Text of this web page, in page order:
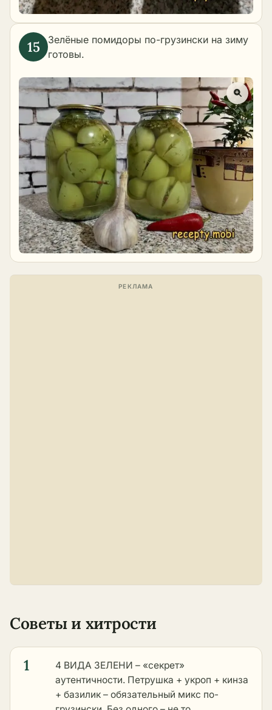
Зелёные помидоры по-грузински на зиму
готовы.
Советы и хитрости
1
4 ВИДА ЗЕЛЕНИ – «секрет»
аутентичности. Петрушка + укроп + кинза
+ базилик – обязательный микс по-